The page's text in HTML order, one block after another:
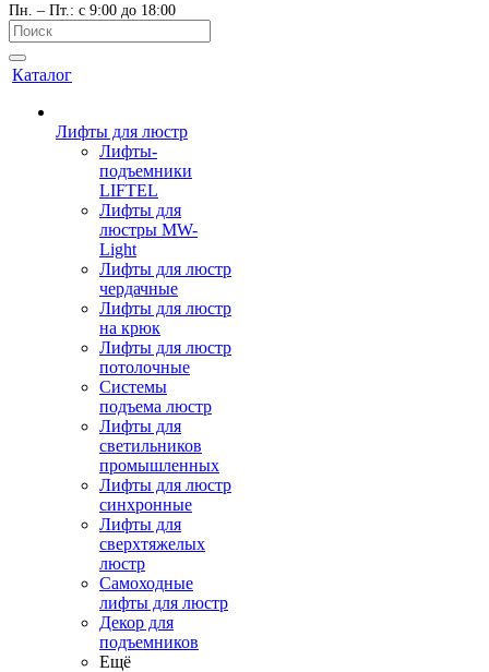
Пн. – Пт.: с 9:00 до 18:00
Каталог
Лифты для люстр
Лифты-
подъемники
LIFTEL
Лифты для
люстры MW-
Light
Лифты для люстр
чердачные
Лифты для люстр
на крюк
Лифты для люстр
потолочные
Системы
подъема люстр
Лифты для
светильников
промышленных
Лифты для люстр
синхронные
Лифты для
сверхтяжелых
люстр
Самоходные
лифты для люстр
Декор для
подъемников
Ещё